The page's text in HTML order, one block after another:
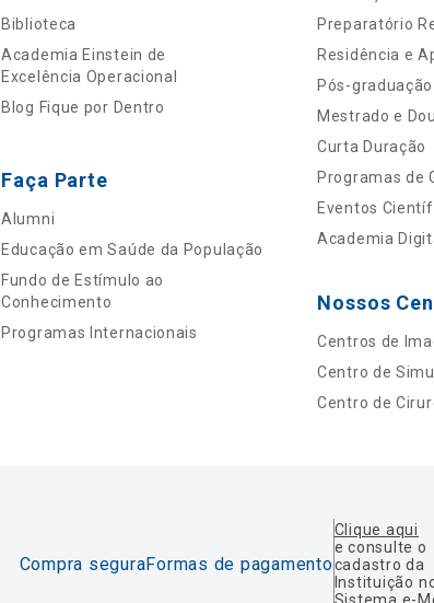
Biblioteca
Academia Einstein de
Excelência Operacional
Blog Fique por Dentro
Faça Parte
Alumni
Educação em Saúde da População
Fundo de Estímulo ao
Conhecimento
Programas Internacionais
Preparatório
Residência e
Pós-
Mestrado e
Curta Duração
Programas de
Eventos
Academia
Nossos
Centros de
Centro de
Centro de
Compra seguraFormas de pagamento
Clique aqui
e consulte o
cadastro da
Instituição